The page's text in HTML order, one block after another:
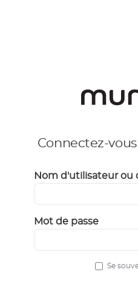
Connectez-
Nom d'utilisateur ou
Mot de passe
Se